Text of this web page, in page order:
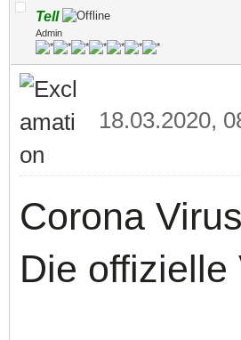
Tell
Admin
18.03.2020,
Corona Virus
Die